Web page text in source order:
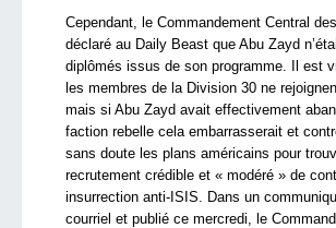
Cependant, le Commandement Central
déclaré au Daily Beast que Abu Zayd
diplômés issus de son programme. Il est
les membres de la Division 30 ne
mais si Abu Zayd avait effectivement
faction rebelle cela embarrasserait et
sans doute les plans américains pour
recrutement crédible et « modéré » de
insurrection anti-ISIS. Dans un
courriel et publié ce mercredi, le